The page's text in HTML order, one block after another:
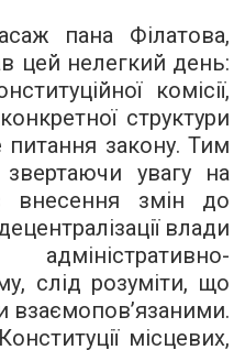
пана Філатова,
цей нелегкий день:
комісії,
структури
закону. Тим
увагу на
внесення змін до
влади
слід розуміти, що
взаємопов’язаними.
місцевих,